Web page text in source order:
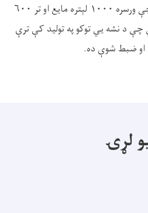
پروسس او تولید یوه فابریکه، چې ورسره ۱۰۰۰ لېتره مایع او تر ۶۰۰
چې د نشه يي توکو په تولید کې ترې
ضبط شوې ده.
لړۍ